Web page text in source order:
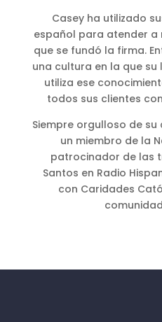
Casey ha utilizado
español para atender a
que se fundó la firma.
una cultura en la que
utiliza ese
todos sus clientes
Siempre orgulloso de su
un miembro de la
patrocinador de las
Santos en Radio
con Caridades